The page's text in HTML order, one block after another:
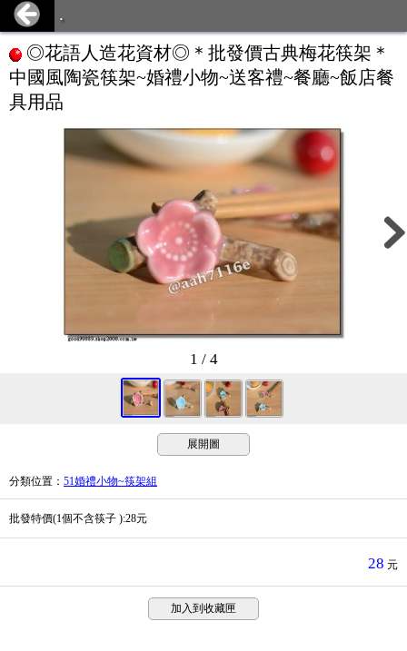
.
◎花語人造花資材◎＊批發價古典梅花筷架＊
中國風陶瓷筷架~婚禮小物~送客禮~餐廳~飯店餐
具用品
1 / 4
展開圖
分類位置 ： 51婚禮小物~筷架組
批發特價(1個不含筷子 ):28元
28 元
加入到收藏匣